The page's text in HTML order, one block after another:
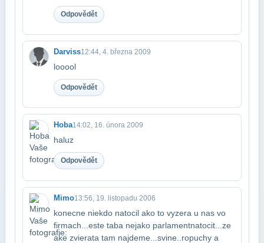
Odpovědět
Darviss12:44, 4. března 2009
looool
Odpovědět
Hoba14:02, 16. února 2009
haluz
Odpovědět
Mimo13:56, 19. listopadu 2006
konecne niekdo natocil ako to vyzera u nas vo
firmach...este taba nejako parlament​natocit...ze
ake zvierata tam najdeme...svine..ropuchy a